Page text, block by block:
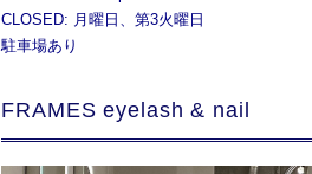
CLOSED: 月曜日、第3火曜日
駐車場あり
FRAMES eyelash & nail